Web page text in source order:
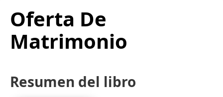
Oferta De
Matrimonio
Resumen del libro